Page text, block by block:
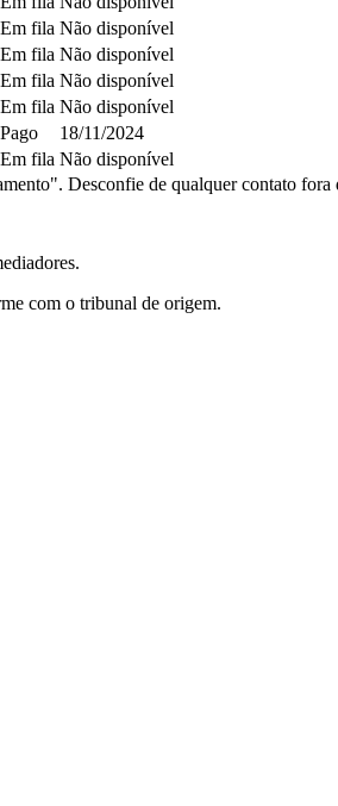
Em fila Não disponível
Em fila Não disponível
Em fila Não disponível
Em fila Não disponível
Pago
18/11/2024
Em fila Não disponível
Desconfie de qualquer contato
com o tribunal de origem.